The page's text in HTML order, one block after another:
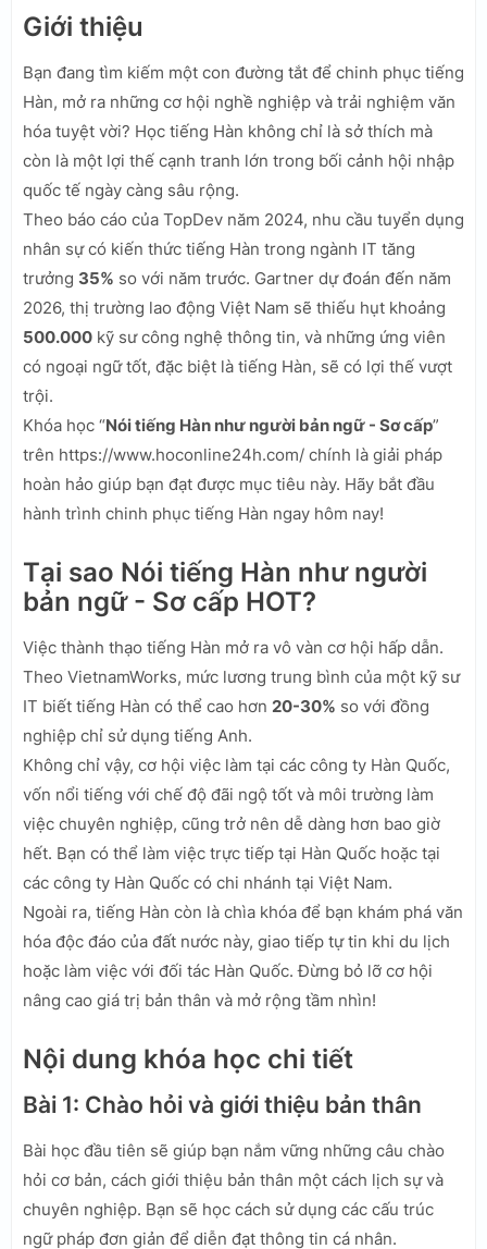
Giới thiệu
Bạn đang tìm kiếm một con đường tắt để chinh phục tiếng
Hàn, mở ra những cơ hội nghề nghiệp và trải nghiệm văn
hóa tuyệt vời? Học tiếng Hàn không chỉ là sở thích mà
còn là một lợi thế cạnh tranh lớn trong bối cảnh hội nhập
quốc tế ngày càng sâu rộng.
Theo báo cáo của TopDev năm 2024, nhu cầu tuyển dụng
nhân sự có kiến thức tiếng Hàn trong ngành IT tăng
trưởng 35% so với năm trước. Gartner dự đoán đến năm
2026, thị trường lao động Việt Nam sẽ thiếu hụt khoảng
500.000 kỹ sư công nghệ thông tin, và những ứng viên
có ngoại ngữ tốt, đặc biệt là tiếng Hàn, sẽ có lợi thế vượt
trội.
Khóa học “Nói tiếng Hàn như người bản ngữ - Sơ cấp”
trên https://www.hoconline24h.com/ chính là giải pháp
hoàn hảo giúp bạn đạt được mục tiêu này. Hãy bắt đầu
hành trình chinh phục tiếng Hàn ngay hôm nay!
Tại sao Nói tiếng Hàn như người
bản ngữ - Sơ cấp HOT?
Việc thành thạo tiếng Hàn mở ra vô vàn cơ hội hấp dẫn.
Theo VietnamWorks, mức lương trung bình của một kỹ sư
IT biết tiếng Hàn có thể cao hơn 20-30% so với đồng
nghiệp chỉ sử dụng tiếng Anh.
Không chỉ vậy, cơ hội việc làm tại các công ty Hàn Quốc,
vốn nổi tiếng với chế độ đãi ngộ tốt và môi trường làm
việc chuyên nghiệp, cũng trở nên dễ dàng hơn bao giờ
hết. Bạn có thể làm việc trực tiếp tại Hàn Quốc hoặc tại
các công ty Hàn Quốc có chi nhánh tại Việt Nam.
Ngoài ra, tiếng Hàn còn là chìa khóa để bạn khám phá văn
hóa độc đáo của đất nước này, giao tiếp tự tin khi du lịch
hoặc làm việc với đối tác Hàn Quốc. Đừng bỏ lỡ cơ hội
nâng cao giá trị bản thân và mở rộng tầm nhìn!
Nội dung khóa học chi tiết
Bài 1: Chào hỏi và giới thiệu bản thân
Bài học đầu tiên sẽ giúp bạn nắm vững những câu chào
hỏi cơ bản, cách giới thiệu bản thân một cách lịch sự và
chuyên nghiệp. Bạn sẽ học cách sử dụng các cấu trúc
ngữ pháp đơn giản để diễn đạt thông tin cá nhân.